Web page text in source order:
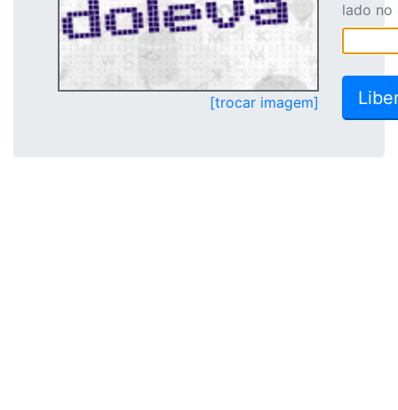
[trocar imagem]
lado no